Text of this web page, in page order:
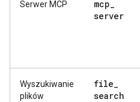
Serwer MCP mcp_
server
Wyszukiwanie
plików
file_
search